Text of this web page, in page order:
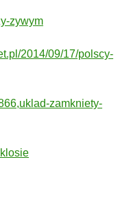
zywym
2014/09/17/polscy-
zamkniety-